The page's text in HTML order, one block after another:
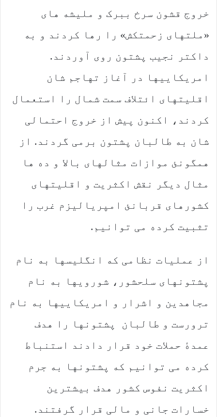
خروج قشون سرخ ببرک و ملیشه های
«ملتهای زحمتکش» را رها کردند و به
داکتر نجیب پشتون روی آوردند.
امریکاییها در آغاز تهاجم شان
اقلیتهای ائتلاف سمت شمال را استعمال
کردند، اکنون پیش از خروج احتمالی
شان به طالبان پشتون برمی گردند. از
همگونئ موازات مثالهای بالا و ده ها
مثال دیگر نقش اکثریت و اقلیتهای
کشورهای قربانئ امپریالیزم غرب را
تثبیت کرده می توانیم.
از عملیات نظامی که انگلیسها به نام
پشتونهای سلحشور، شورویها به نام
مجاهدین و اشرار و امریکاییها به نام
ترورست و طالبان پشتونها را هدف
عمدهٔ حملات خود قرار دادند استنباط
کرده می توانیم که پشتونها به جرم
اکثریت نفوس کشور هدف بیشترین
خسارات جانی و مالی قرار گرفتند.